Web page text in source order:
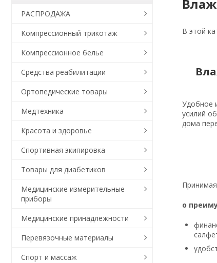
В этой
Удобное
усилий
дома
о
РАСПРОДАЖА
Компрессионный трикотаж
Компрессионное белье
Средства реабилитации
Ортопедические товары
Медтехника
Красота и здоровье
Спортивная экипировка
Товары для диабетиков
Медицинские измерительные
приборы
Медицинские принадлежности
Перевязочные материалы
Спорт и массаж